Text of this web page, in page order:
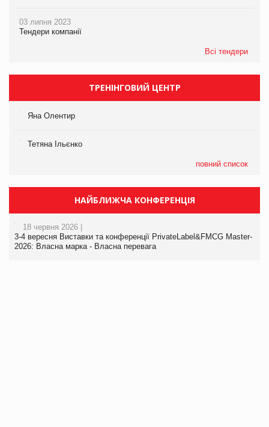
03 липня 2023
Тендери компанії
Всі тендери
ТРЕНІНГОВИЙ ЦЕНТР
Яна Олентир
Тетяна Ільєнко
повний список
НАЙБЛИЖЧА КОНФЕРЕНЦІЯ
18 червня 2026 |
3-4 вересня Виставки та конференції PrivateLabel&FMCG Master-
2026: Власна марка - Власна перевага